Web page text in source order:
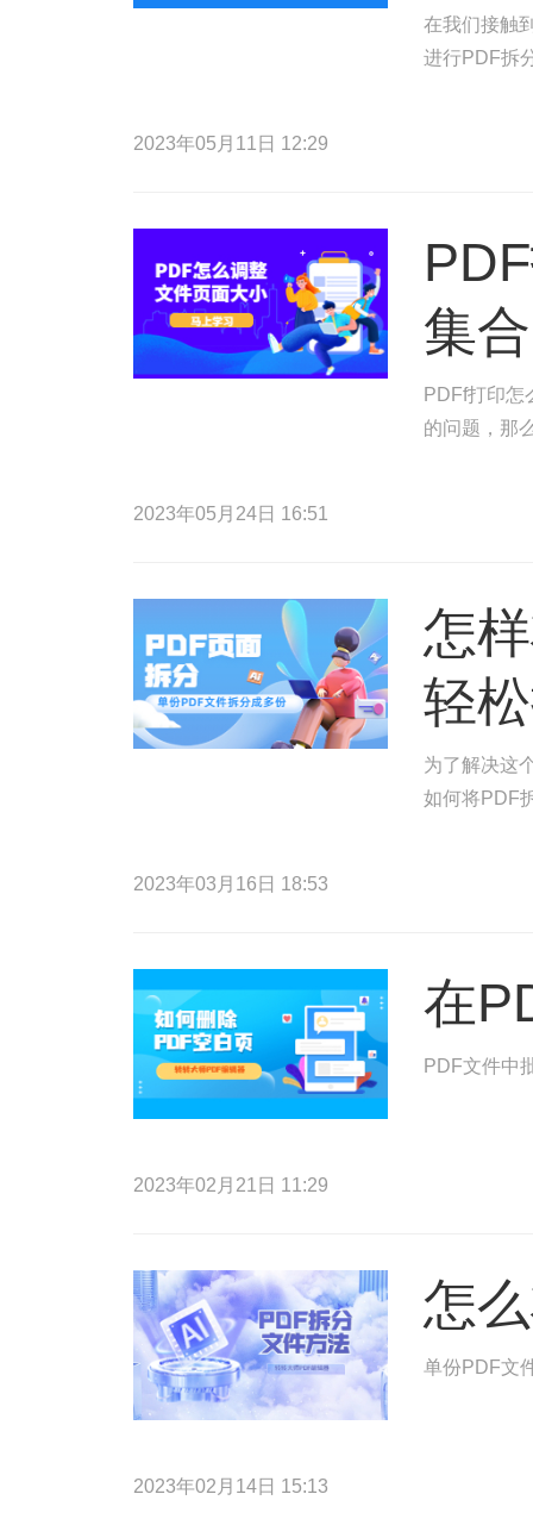
在我们接触
进行PDF拆
2023年05月11日 12:29
集
PDFf打印
的问题，那
2023年05月24日 16:51
怎
轻
为了解决这
如何将PDF
2023年03月16日 18:53
在
PDF文件中
2023年02月21日 11:29
怎
单份PDF文
2023年02月14日 15:13